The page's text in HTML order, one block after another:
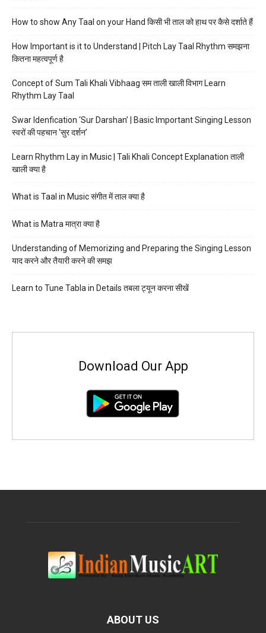
How to show Any Taal on your Hand किसी भी ताल को हाथ पर कैसे दर्शाते हैं
How Important is it to Understand | Pitch Lay Taal Rhythm समझना
कितना महत्वपूर्ण है
Concept of Sum Tali Khali Vibhaag सम ताली खाली विभाग Learn
Rhythm Lay Taal
Swar Idenfication ‘Sur Darshan’ | Basic Important Singing Lesson
स्वरों की पहचान ‘सुर दर्शन’
Learn Rhythm Lay in Music | Tali Khali Concept Explanation ताली
खाली क्या है
What is Taal in Music संगीत में ताल क्या है
What is Matra मात्रा क्या है
Understanding of Memorizing and Preparing the Singing Lesson
याद करने और तैयारी करने की समझ
Learn to Tune Tabla in Details तबला ट्यून करना सीखें
Download Our App
ABOUT US